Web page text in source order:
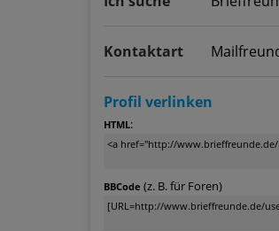
Kontaktart
Profil verlinken
HTML:
BBCode (z. B. für Foren)